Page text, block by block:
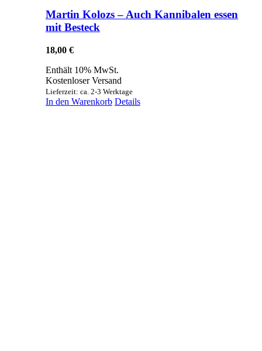
Martin Kolozs – Auch Kannibalen essen
mit Besteck
18,00 €
Enthält 10% MwSt.
Kostenloser Versand
Lieferzeit: ca. 2-3 Werktage
In den Warenkorb Details